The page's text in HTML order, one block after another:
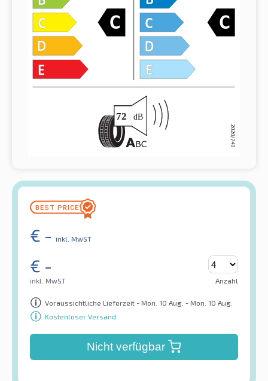
€ - inkl. MwST
€ -
inkl. MwST Anzahl
Voraussichtliche Lieferzeit - Mon. 10 Aug. - Mon. 10 Aug.
Kostenloser Versand
Nicht verfügbar